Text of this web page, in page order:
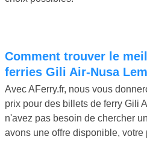
Comment trouver le meilleur prix pour les
ferries Gili Air-Nusa
Avec AFerry.fr, nous vous
prix pour des billets de ferry Gili
n'avez pas besoin de chercher
avons une offre disponible, votre